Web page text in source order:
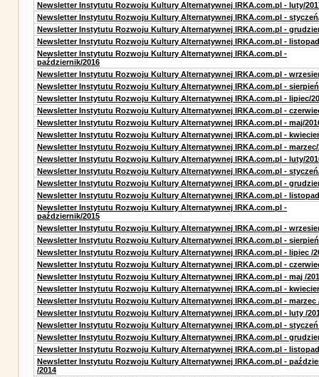
Newsletter Instytutu Rozwoju Kultury Alternatywnej IRKA.com.pl - luty/
Newsletter Instytutu Rozwoju Kultury Alternatywnej IRKA.com.pl -
Newsletter Instytutu Rozwoju Kultury Alternatywnej IRKA.com.pl -
Newsletter Instytutu Rozwoju Kultury Alternatywnej IRKA.com.pl -
Newsletter Instytutu Rozwoju Kultury Alternatywnej IRKA.com.pl -
październik/2016
Newsletter Instytutu Rozwoju Kultury Alternatywnej IRKA.com.pl -
Newsletter Instytutu Rozwoju Kultury Alternatywnej IRKA.com.pl -
Newsletter Instytutu Rozwoju Kultury Alternatywnej IRKA.com.pl - lipiec/
Newsletter Instytutu Rozwoju Kultury Alternatywnej IRKA.com.pl -
Newsletter Instytutu Rozwoju Kultury Alternatywnej IRKA.com.pl - maj/
Newsletter Instytutu Rozwoju Kultury Alternatywnej IRKA.com.pl -
Newsletter Instytutu Rozwoju Kultury Alternatywnej IRKA.com.pl - marzec/
Newsletter Instytutu Rozwoju Kultury Alternatywnej IRKA.com.pl - luty/
Newsletter Instytutu Rozwoju Kultury Alternatywnej IRKA.com.pl -
Newsletter Instytutu Rozwoju Kultury Alternatywnej IRKA.com.pl -
Newsletter Instytutu Rozwoju Kultury Alternatywnej IRKA.com.pl -
Newsletter Instytutu Rozwoju Kultury Alternatywnej IRKA.com.pl -
październik/2015
Newsletter Instytutu Rozwoju Kultury Alternatywnej IRKA.com.pl -
Newsletter Instytutu Rozwoju Kultury Alternatywnej IRKA.com.pl -
Newsletter Instytutu Rozwoju Kultury Alternatywnej IRKA.com.pl - lipiec /
Newsletter Instytutu Rozwoju Kultury Alternatywnej IRKA.com.pl -
Newsletter Instytutu Rozwoju Kultury Alternatywnej IRKA.com.pl - maj /
Newsletter Instytutu Rozwoju Kultury Alternatywnej IRKA.com.pl -
Newsletter Instytutu Rozwoju Kultury Alternatywnej IRKA.com.pl - marzec
Newsletter Instytutu Rozwoju Kultury Alternatywnej IRKA.com.pl - luty /
Newsletter Instytutu Rozwoju Kultury Alternatywnej IRKA.com.pl - styczeń
Newsletter Instytutu Rozwoju Kultury Alternatywnej IRKA.com.pl -
Newsletter Instytutu Rozwoju Kultury Alternatywnej IRKA.com.pl - listopad
Newsletter Instytutu Rozwoju Kultury Alternatywnej IRKA.com.pl -
/2014